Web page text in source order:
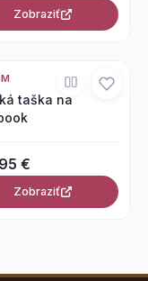
Zobraziť
taška na
€
Zobraziť